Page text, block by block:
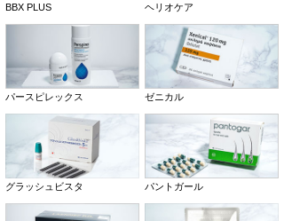
BBX PLUS ヘリオケア
パースピレックス ゼニカル
グラッシュビスタ パントガール